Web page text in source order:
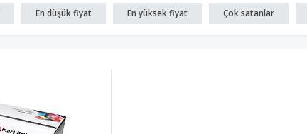
En düşük fiyat En yüksek fiyat Çok satanlar